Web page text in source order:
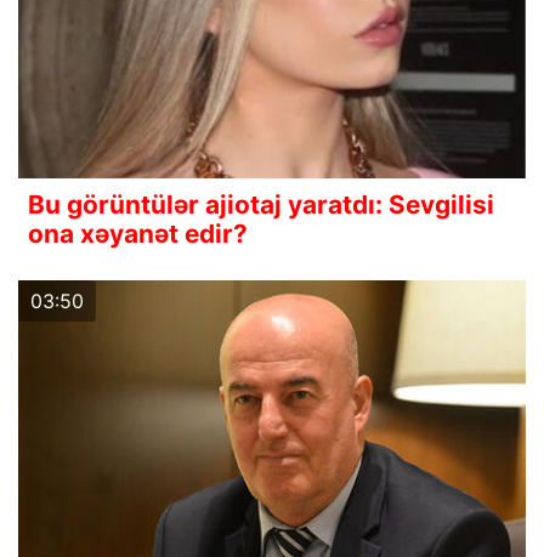
Bu görüntülər ajiotaj yaratdı: Sevgilisi
ona xəyanət edir?
03:50